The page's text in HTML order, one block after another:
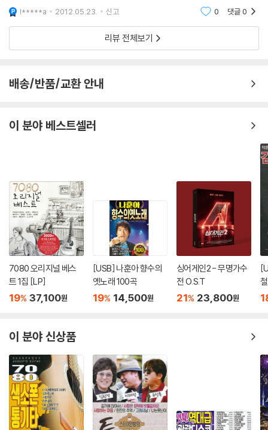
'나는가수다'는 "희망"을 노래하는 무대의 장이다.
음악을 통한다면 기쁨만이 아니라 때론 슬픔도 희망이 될 수 있다.
따오기도 한 이 노래는 왠지 마음을 편안하게 해주네요. '조관우'씨에 이어
서 제
l*****a 2012.05.23. 신고 0 댓글0
리뷰 전체보기
배송/반품/교환 안내
이 분야 베스트셀러
7080 오리지널 베스
트 1집 [LP]
19% 37,100원
[USB] 나훈아 향수의
옛노래 100곡
19% 14,500원
싱어게인2 - 무명가수
전 O.S.T
21% 23,800원
이 분야 신상품